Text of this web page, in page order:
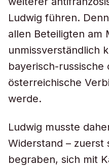
Ludwig führen.
allen Beteiligten am
unmissverständlich
bayerisch-
österreichische
werde.
Ludwig musste
Widerstand – zuerst
begraben, sich mit